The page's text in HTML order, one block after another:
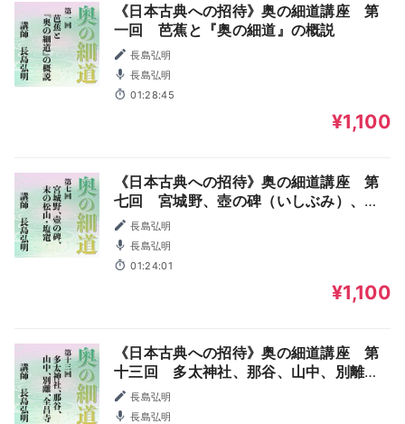
《日本古典への招待》奥の細道講座 第
一回 芭蕉と『奥の細道』の概説
長島弘明
長島弘明
01:28:45
¥1,100
《日本古典への招待》奥の細道講座 第
七回 宮城野、壺の碑（いしぶみ）、末
の松山・塩竃
長島弘明
長島弘明
01:24:01
¥1,100
《日本古典への招待》奥の細道講座 第
十三回 多太神社、那谷、山中、別離、
全昌寺
長島弘明
長島弘明